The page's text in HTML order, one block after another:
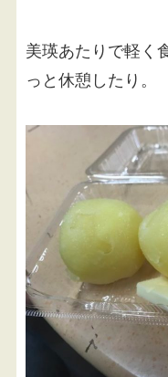
美瑛あたりで軽く
っと休憩したり。